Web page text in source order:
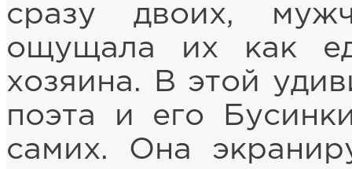
сразу двоих,
ощущала их как
хозяина. В этой
поэта и его
самих. Она